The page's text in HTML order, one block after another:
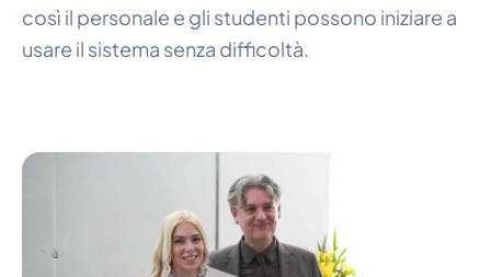
così il personale e gli studenti possono iniziare a
usare il sistema senza difficoltà.